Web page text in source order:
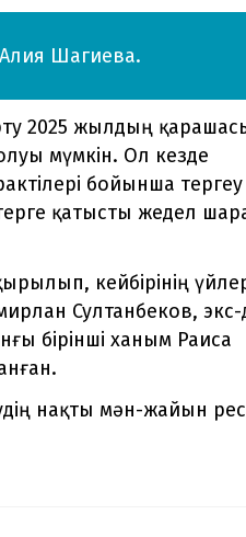
Алия Шагиева.
2025 жылдың
мүмкін. Ол кезде
бойынша
қатысты жедел
кейбірінің
Султанбеков, экс-
бірінші ханым Раиса
нақты мән-жайын